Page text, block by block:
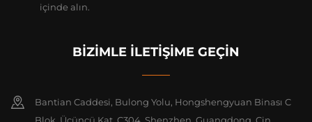
içinde alın.
BİZİMLE İLETİŞİME GEÇİN
Bantian Caddesi, Bulong Yolu, Hongshengyuan Binası C